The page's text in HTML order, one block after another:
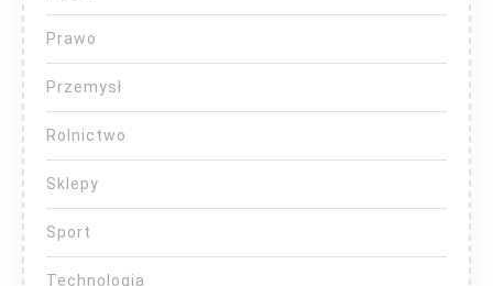
Prawo
Przemysł
Rolnictwo
Sklepy
Sport
Technologia